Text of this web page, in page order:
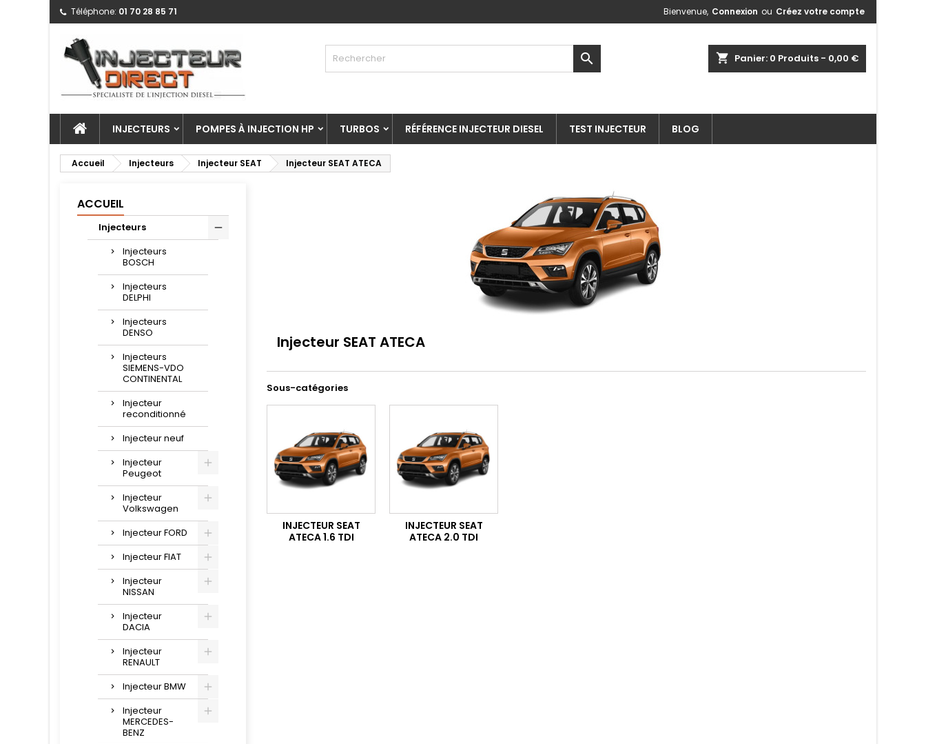
Téléphone: 01 70 28 85 71 Bienvenue, Connexion ou Créez votre compte
shopping_cart Panier: 0 Produits - 0,00 €

INJECTEURS POMPES À INJECTION HP TURBOS RÉFÉRENCE INJECTEUR DIESEL TEST INJECTEUR BLOG
Accueil Injecteurs Injecteur SEAT Injecteur SEAT ATECA
ACCUEIL
Injecteurs
Injecteurs
BOSCH
Injecteurs
DELPHI
Injecteurs
DENSO
Injecteurs
SIEMENS-VDO
CONTINENTAL
Injecteur
reconditionné
Injecteur neuf
Injecteur
Peugeot
Injecteur
Volkswagen
Injecteur FORD
Injecteur FIAT
Injecteur
NISSAN
Injecteur
DACIA
Injecteur
RENAULT
Injecteur BMW
Injecteur
MERCEDES-
BENZ
Injecteur SEAT ATECA
Sous-catégories
INJECTEUR SEAT
ATECA 1.6 TDI
INJECTEUR SEAT
ATECA 2.0 TDI